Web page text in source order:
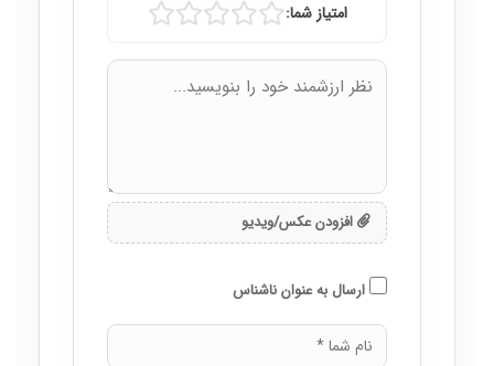
امتیاز شما:
افزودن عکس/ویدیو
ارسال به عنوان ناشناس